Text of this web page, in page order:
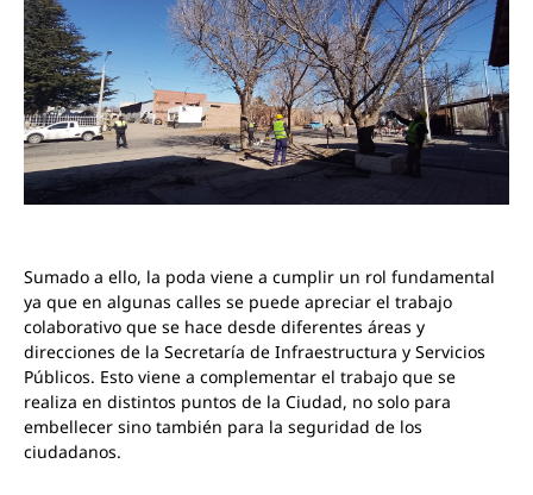
Sumado a ello, la poda viene a cumplir un rol fundamental
ya que en algunas calles se puede apreciar el trabajo
colaborativo que se hace desde diferentes áreas y
direcciones de la Secretaría de Infraestructura y Servicios
Públicos. Esto viene a complementar el trabajo que se
realiza en distintos puntos de la Ciudad, no solo para
embellecer sino también para la seguridad de los
ciudadanos.